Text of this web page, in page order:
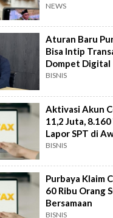
NEWS
Aturan Baru
Bisa Intip
Dompet Digital
BISNIS
Aktivasi Akun
11,2 Juta,
Lapor SPT di
BISNIS
Purbaya Klaim
60 Ribu Orang
Bersamaan
BISNIS